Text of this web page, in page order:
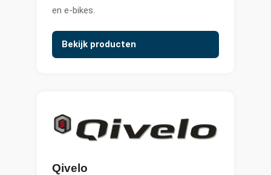
en e-bikes.
Bekijk producten
Qivelo